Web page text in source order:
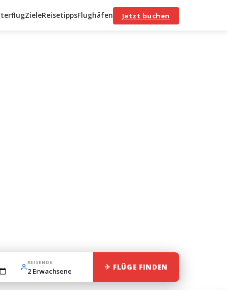
ZieleReisetippsFlughäfen Jetzt buchen
REISENDE
✈ FLÜGE FINDEN